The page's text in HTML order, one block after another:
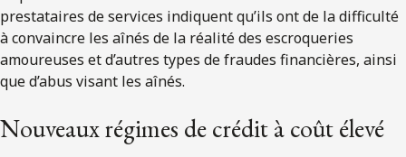
prestataires de services indiquent qu’ils ont de la difficulté
à convaincre les aînés de la réalité des escroqueries
amoureuses et d’autres types de fraudes financières, ainsi
que d’abus visant les aînés.
Nouveaux régimes de crédit à coût élevé